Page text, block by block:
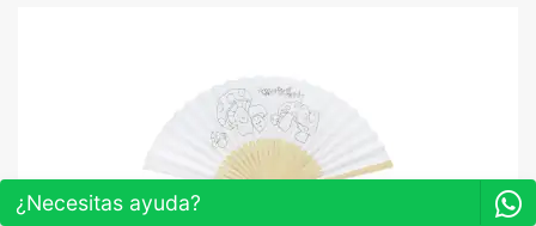
¿Necesitas ayuda?